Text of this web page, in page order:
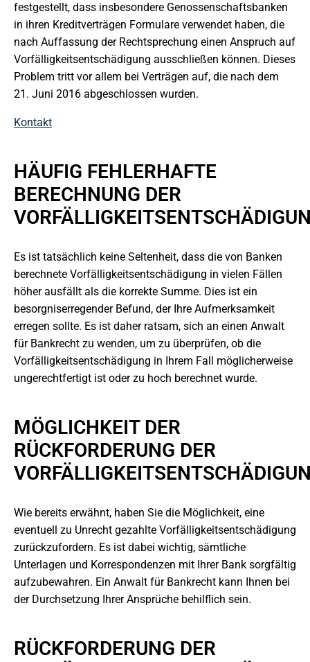
festgestellt, dass insbesondere Genossenschaftsbanken
in ihren Kreditverträgen Formulare verwendet haben, die
nach Auffassung der Rechtsprechung einen Anspruch auf
Vorfälligkeitsentschädigung ausschließen können. Dieses
Problem tritt vor allem bei Verträgen auf, die nach dem
21. Juni 2016 abgeschlossen wurden.
Kontakt
HÄUFIG FEHLERHAFTE
BERECHNUNG DER
Es ist tatsächlich keine Seltenheit, dass die von Banken
berechnete Vorfälligkeitsentschädigung in vielen Fällen
höher ausfällt als die korrekte Summe. Dies ist ein
besorgniserregender Befund, der Ihre Aufmerksamkeit
erregen sollte. Es ist daher ratsam, sich an einen Anwalt
für Bankrecht zu wenden, um zu überprüfen, ob die
Vorfälligkeitsentschädigung in Ihrem Fall möglicherweise
ungerechtfertigt ist oder zu hoch berechnet wurde.
MÖGLICHKEIT DER
RÜCKFORDERUNG DER
Wie bereits erwähnt, haben Sie die Möglichkeit, eine
eventuell zu Unrecht gezahlte Vorfälligkeitsentschädigung
zurückzufordern. Es ist dabei wichtig, sämtliche
Unterlagen und Korrespondenzen mit Ihrer Bank sorgfältig
aufzubewahren. Ein Anwalt für Bankrecht kann Ihnen bei
der Durchsetzung Ihrer Ansprüche behilflich sein.
RÜCKFORDERUNG DER